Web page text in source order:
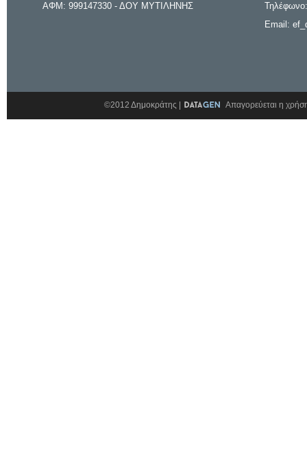
ΑΦΜ: 999147330 - ΔΟΥ ΜΥΤΙΛΗΝΗΣ
Email:
©2012 Δημοκράτης | Απαγορεύεται η